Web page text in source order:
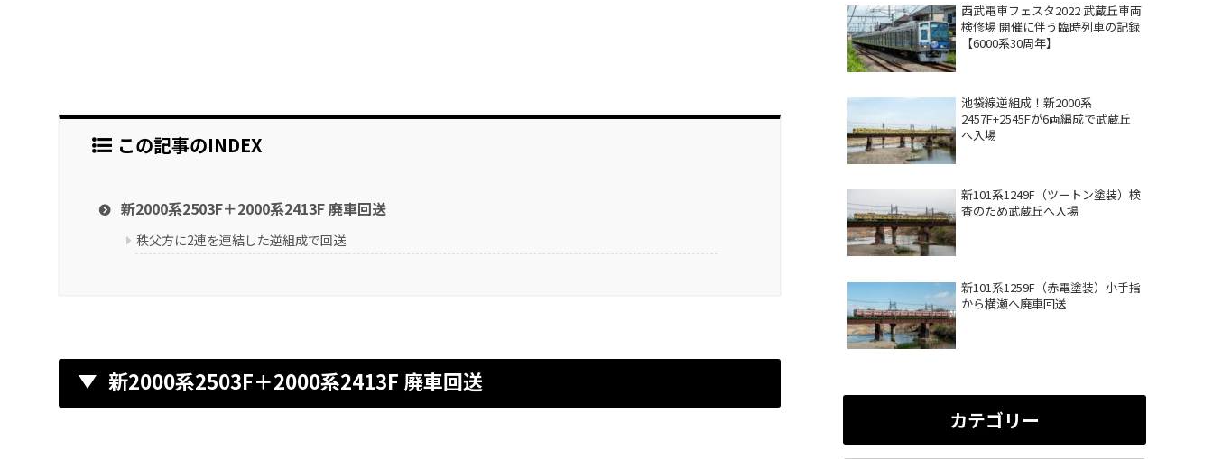
この記事のINDEX
新2000系2503F＋2000系2413F 廃車回送
秩父方に2連を連結した逆組成で回送
新2000系2503F＋2000系2413F 廃車回送
西武電車フェスタ2022 武蔵丘車両
検修場 開催に伴う臨時列車の記録
【6000系30周年】
池袋線逆組成！新2000系
2457F+2545Fが6両編成で武蔵丘
へ入場
新101系1249F（ツートン塗装）検
査のため武蔵丘へ入場
新101系1259F（赤電塗装）小手指
から横瀬へ廃車回送
カテゴリー